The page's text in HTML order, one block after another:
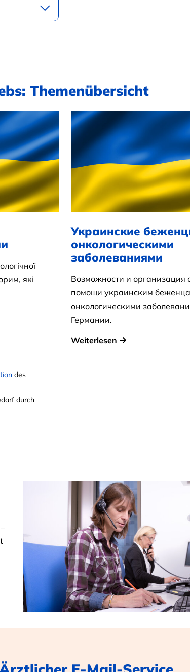
Themenübersicht
які
Украинские
онкологическими
заболеваниями
Возможности и организация
помощи украинским
онкологическими
Германии.
Weiterlesen
des
durch